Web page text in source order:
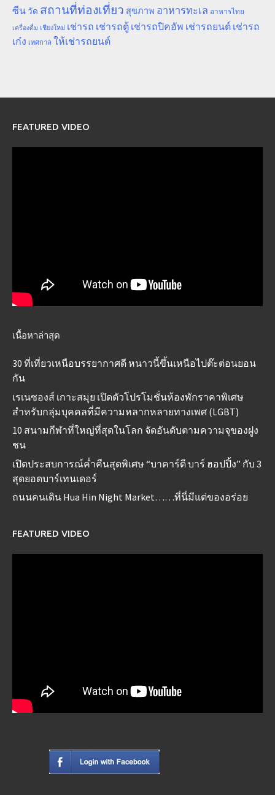
ซีน วัด สถานที่ท่องเที่ยว สุขภาพ อาหารทะเล อาหารไทย
เครื่องดื่ม เชียงใหม่ เช่ารถ เช่ารถตู้ เช่ารถปิคอัพ เช่ารถยนต์ เช่ารถ
เก๋ง เทศกาล ให้เช่ารถยนต์
FEATURED VIDEO
เนื้อหาล่าสุด
30 ที่เที่ยวเหนือบรรยากาศดี หนาวนี้ขึ้นเหนือไปต๊ะต่อนยอน
กัน
เรเนซองส์ เกาะสมุย เปิดตัวโปรโมชั่นห้องพักราคาพิเศษ
สำหรับกลุ่มบุคคลที่มีความหลากหลายทางเพศ (LGBT)
10 สนามกีฬาที่ใหญ่ที่สุดในโลก จัดอันดับตามความจุของฝูง
ชน
เปิดประสบการณ์ค่ำคืนสุดพิเศษ “บาคาร์ดี บาร์ ฮอปปิ้ง” กับ 3
สุดยอดบาร์เทนเดอร์
ถนนคนเดิน Hua Hin Night Market……ที่นี่มีแต่ของอร่อย
FEATURED VIDEO